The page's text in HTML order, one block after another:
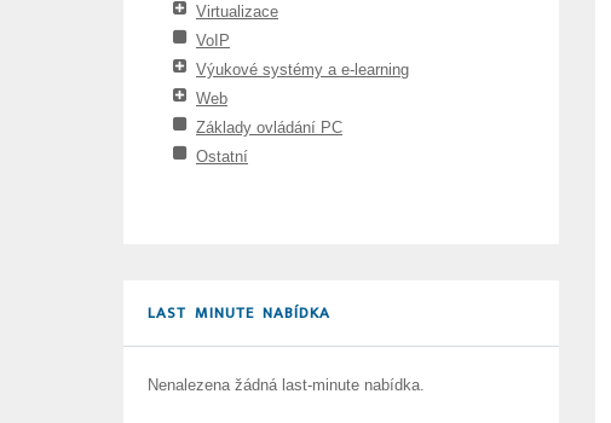
Virtualizace
VoIP
Výukové systémy a e-learning
Web
Základy ovládání PC
Ostatní
LAST MINUTE NABÍDKA
Nenalezena žádná last-minute nabídka.